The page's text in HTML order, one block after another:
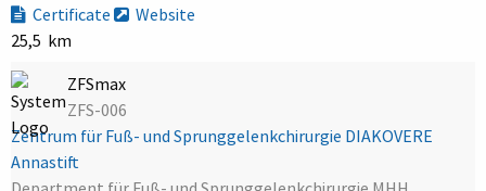
Certificate
Website
25,5 km
ZFSmax
ZFS-006
Zentrum für Fuß- und Sprunggelenkchirurgie DIAKOVERE
Annastift